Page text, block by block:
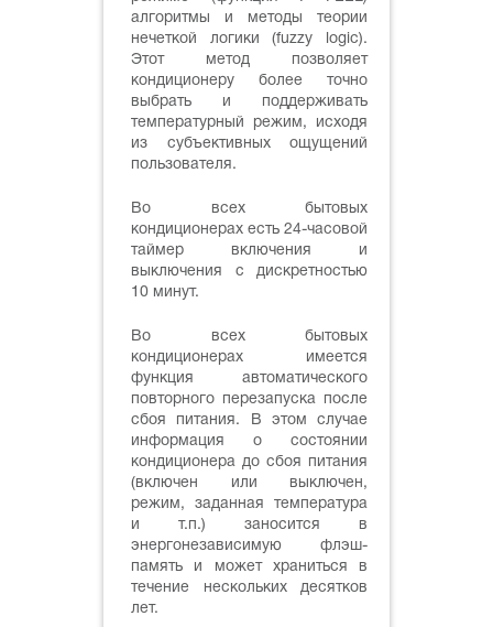
алгоритмы и методы теории
нечеткой логики (fuzzy logic).
Этот метод позволяет
кондиционеру более точно
выбрать и поддерживать
температурный режим, исходя
из субъективных ощущений
пользователя.
Во всех бытовых
кондиционерах есть 24-часовой
таймер включения и
выключения с дискретностью
10 минут.
Во всех бытовых
кондиционерах имеется
функция автоматического
повторного перезапуска после
сбоя питания. В этом случае
информация о состоянии
кондиционера до сбоя питания
(включен или выключен,
режим, заданная температура
и т.п.) заносится в
энергонезависимую флэш-
память и может храниться в
течение нескольких десятков
лет.